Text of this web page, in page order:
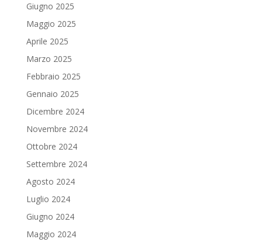
Giugno 2025
Maggio 2025
Aprile 2025
Marzo 2025
Febbraio 2025
Gennaio 2025
Dicembre 2024
Novembre 2024
Ottobre 2024
Settembre 2024
Agosto 2024
Luglio 2024
Giugno 2024
Maggio 2024